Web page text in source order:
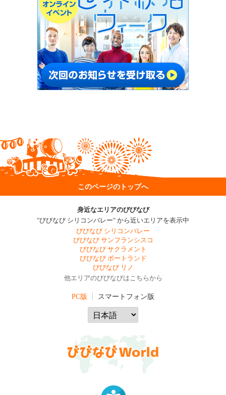
このページのトップへ
身近なエリアのびびなび
"びびなび シリコンバレー" から近いエリアを表示中
びびなび シリコンバレー
びびなび サンフランシスコ
びびなび サクラメント
びびなび ポートランド
びびなび リノ
他エリアのびびなびはこちらから
PC版 スマートフォン版